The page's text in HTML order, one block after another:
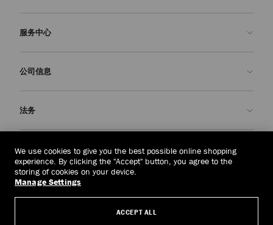
常见问题解答
提交退货
送货
服务中心
定制服务
保修服务
公司信息
我们的历史
我们的影响与责任
我們的影響與責任
匠心工艺
法务
条款与条件
被遗忘权
主体访问请求表
蒙古(HK$)
We use cookies to give you the best possible online shopping
experience. By clicking the "Accept" button, you agree to the
storing of cookies on your device.
Manage Settings
ACCEPT ALL